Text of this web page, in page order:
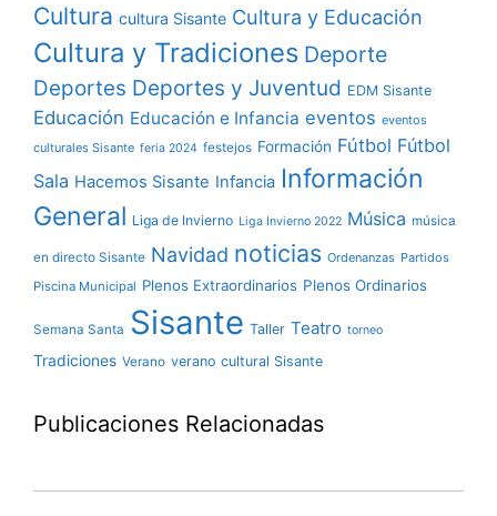
Cultura cultura Sisante Cultura y Educación
Cultura y Tradiciones Deporte
Deportes Deportes y Juventud EDM Sisante
Educación Educación e Infancia eventos eventos
culturales Sisante feria 2024 festejos Formación Fútbol Fútbol
Sala Hacemos Sisante Infancia Información
General Liga de Invierno Liga Invierno 2022 Música música
en directo Sisante Navidad noticias Ordenanzas Partidos
Piscina Municipal Plenos Extraordinarios Plenos Ordinarios
Semana Santa Sisante Taller Teatro torneo
Tradiciones Verano verano cultural Sisante
Publicaciones Relacionadas